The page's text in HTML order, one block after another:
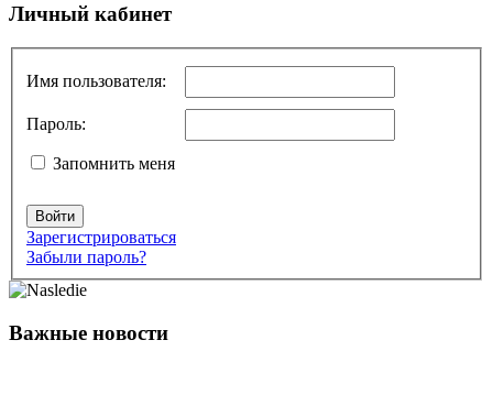
Добавить комментарий
помечены*
Комментарий
Имя*
Email*
Личный кабинет
Имя пользователя:
Пароль:
Запомнить меня
Войти
Зарегистрироваться
Забыли пароль?
Важные новости